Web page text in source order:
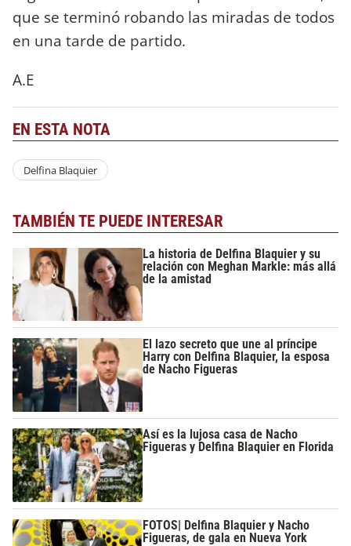
que se terminó robando las miradas de todos
en una tarde de partido.
A.E
EN ESTA NOTA
Delfina Blaquier
TAMBIÉN TE PUEDE INTERESAR
La historia de Delfina Blaquier y su
relación con Meghan Markle: más allá
de la amistad
El lazo secreto que une al príncipe
Harry con Delfina Blaquier, la esposa
de Nacho Figueras
Así es la lujosa casa de Nacho
Figueras y Delfina Blaquier en Florida
FOTOS| Delfina Blaquier y Nacho
Figueras, de gala en Nueva York